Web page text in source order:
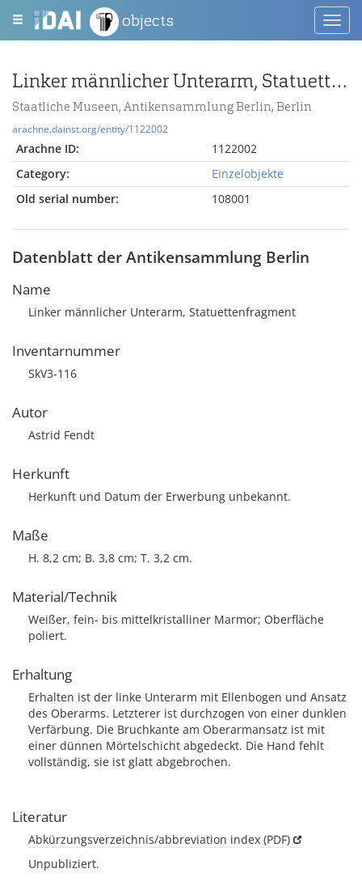
objects
Linker männlicher Unterarm, Statuettenfragment
Staatliche Museen, Antikensammlung Berlin, Berlin
arachne.dainst.org/entity/1122002
Arachne ID:
1122002
Category:
Einzelobjekte
Old serial number:
108001
Datenblatt der Antikensammlung Berlin
Name
Linker männlicher Unterarm, Statuettenfragment
Inventarnummer
SkV3-116
Autor
Astrid Fendt
Herkunft
Herkunft und Datum der Erwerbung unbekannt.
Maße
H. 8,2 cm; B. 3,8 cm; T. 3,2 cm.
Material/Technik
Weißer, fein- bis mittelkristalliner Marmor; Oberfläche
poliert.
Erhaltung
Erhalten ist der linke Unterarm mit Ellenbogen und Ansatz
des Oberarms. Letzterer ist durchzogen von einer dunklen
Verfärbung. Die Bruchkante am Oberarmansatz ist mit
einer dünnen Mörtelschicht abgedeckt. Die Hand fehlt
vollständig, sie ist glatt abgebrochen.
Literatur
Abkürzungsverzeichnis/abbreviation index (PDF)
Unpubliziert.